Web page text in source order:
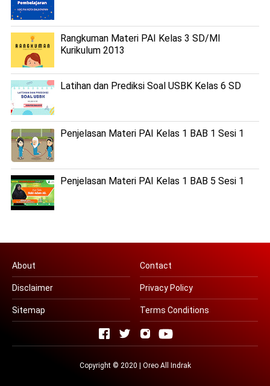
Rangkuman Materi PAI Kelas 3 SD/MI
Kurikulum 2013
Latihan dan Prediksi Soal USBK Kelas 6 SD
Penjelasan Materi PAI Kelas 1 BAB 1 Sesi 1
Penjelasan Materi PAI Kelas 1 BAB 5 Sesi 1
About Contact
Disclaimer Privacy Policy
Sitemap Terms Conditions
Copyright © 2020 | Oreo All Indrak